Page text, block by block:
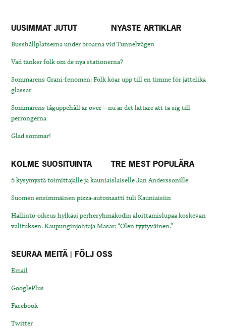
UUSIMMAT JUTUT NYASTE ARTIKLAR
Busshållplatserna under broarna vid Tunnelvägen
Vad tänker folk om de nya stationerna?
Sommarens Grani-fenomen: Folk köar upp till en timme för jättelika
glassar
Sommarens tåguppehåll är över – nu är det lättare att ta sig till
perrongerna
Glad sommar!
KOLME SUOSITUINTA TRE MEST POPULÄRA
5 kysymystä toimittajalle ja kauniaislaiselle Jan Anderssonille
Suomen ensimmäinen pizza-automaatti tuli Kauniaisiin
Hallinto-oikeus hylkäsi perheryhmäkodin aloittamislupaa koskevan
valituksen. Kaupunginjohtaja Masar: “Olen tyytyväinen.”
SEURAA MEITÄ | FÖLJ OSS
Email
GooglePlus
Facebook
Twitter